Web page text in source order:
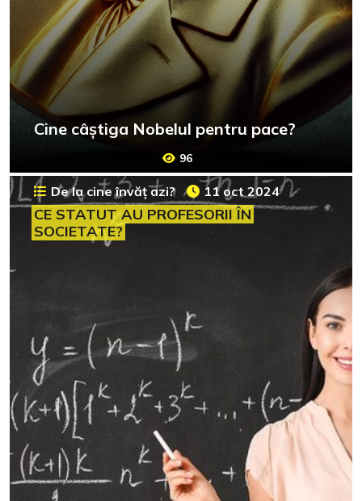
Cine câștiga Nobelul pentru pace?
96
De la cine învăț azi? 11 oct 2024
CE STATUT AU PROFESORII ÎN
SOCIETATE?